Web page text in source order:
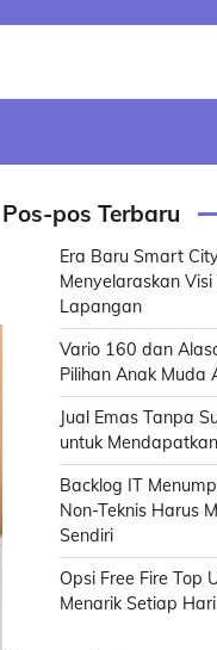
Pos-pos Terbaru
Era Baru Smart
Menyelaraskan
Lapangan
Vario 160 dan
Pilihan Anak Muda
Jual Emas Tanpa
untuk
Backlog IT
Non-Teknis Harus
Sendiri
Opsi Free Fire Top
Menarik Setiap Hari